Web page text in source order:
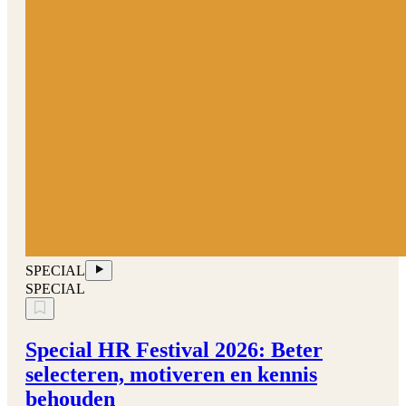
SPECIAL
SPECIAL
Special HR Festival 2026: Beter
selecteren, motiveren en kennis
behouden